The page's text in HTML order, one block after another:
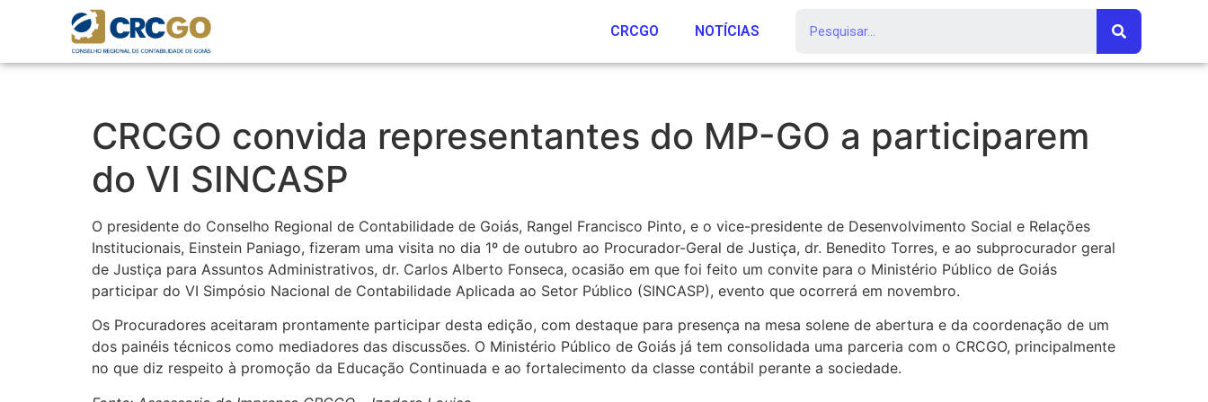
CRCGO NOTÍCIAS
CRCGO convida representantes do MP-GO a participarem
do VI SINCASP
O presidente do Conselho Regional de Contabilidade de Goiás, Rangel Francisco Pinto, e o vice-presidente de Desenvolvimento Social e Relações
Institucionais, Einstein Paniago, fizeram uma visita no dia 1º de outubro ao Procurador-Geral de Justiça, dr. Benedito Torres, e ao subprocurador geral
de Justiça para Assuntos Administrativos, dr. Carlos Alberto Fonseca, ocasião em que foi feito um convite para o Ministério Público de Goiás
participar do VI Simpósio Nacional de Contabilidade Aplicada ao Setor Público (SINCASP), evento que ocorrerá em novembro.
Os Procuradores aceitaram prontamente participar desta edição, com destaque para presença na mesa solene de abertura e da coordenação de um
dos painéis técnicos como mediadores das discussões. O Ministério Público de Goiás já tem consolidada uma parceria com o CRCGO, principalmente
no que diz respeito à promoção da Educação Continuada e ao fortalecimento da classe contábil perante a sociedade.